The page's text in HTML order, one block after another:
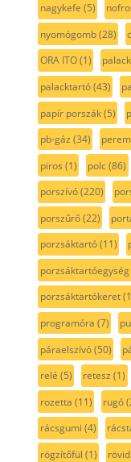
nagykefe (5)
nyomógomb(28)
ORA ITO(1)
palacktartó(43)
papír porszák(5)
pb-gáz (34) perem
piros (1) polc(86)
porszívó(220)
porszűrő(22)
porzsáktartó(11)
porzsáktartóegység
porzsáktartókeret
programóra (7)
páraelszívó(50)
relé (5) retesz (1)
rozetta (11) rugó
rácsgumi (4)
rögzítőfül (1) rövid